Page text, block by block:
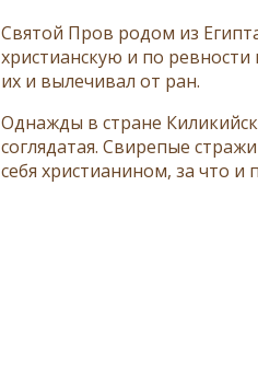
Святой Пров родом из
христианскую и по
их и вылечивал от ран.
Однажды в стране
соглядатая. Свирепые
себя христианином, за что